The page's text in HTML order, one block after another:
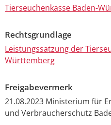
Tierseuchenkasse Baden-
Rechtsgrundlage
Leistungssatzung der
Württemberg
Freigabevermerk
21.08.2023 Ministerium für
und Verbraucherschutz